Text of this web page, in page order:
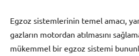
Egzoz sistemlerinin temel amacı,
gazların motordan atılmasını
mükemmel bir egzoz sistemi